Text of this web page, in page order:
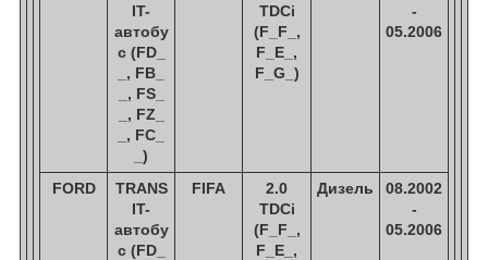
IT-
автобу
с (FD_
_, FB_
_, FS_
_, FZ_
_, FC_
_)
TDCi
(F_F_,
F_E_,
F_G_)
-
05.2006
FORD
TRANS
IT-
автобу
с (FD_
FIFA
2.0
TDCi
(F_F_,
F_E_,
Дизель
08.2002
-
05.2006